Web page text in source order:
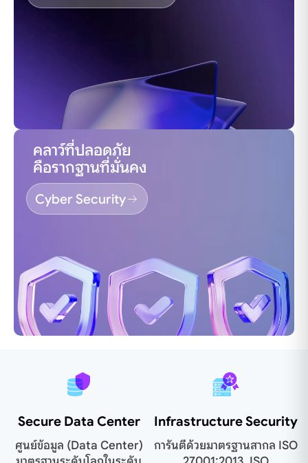
คลาว์ที่ปลอดภัย
คือรากฐานที่มั่นคง
Cyber Security
Secure Data Center
ศูนย์ข้อมูล (Data Center)
Infrastructure Security
การันตีด้วยมาตรฐานสากล ISO